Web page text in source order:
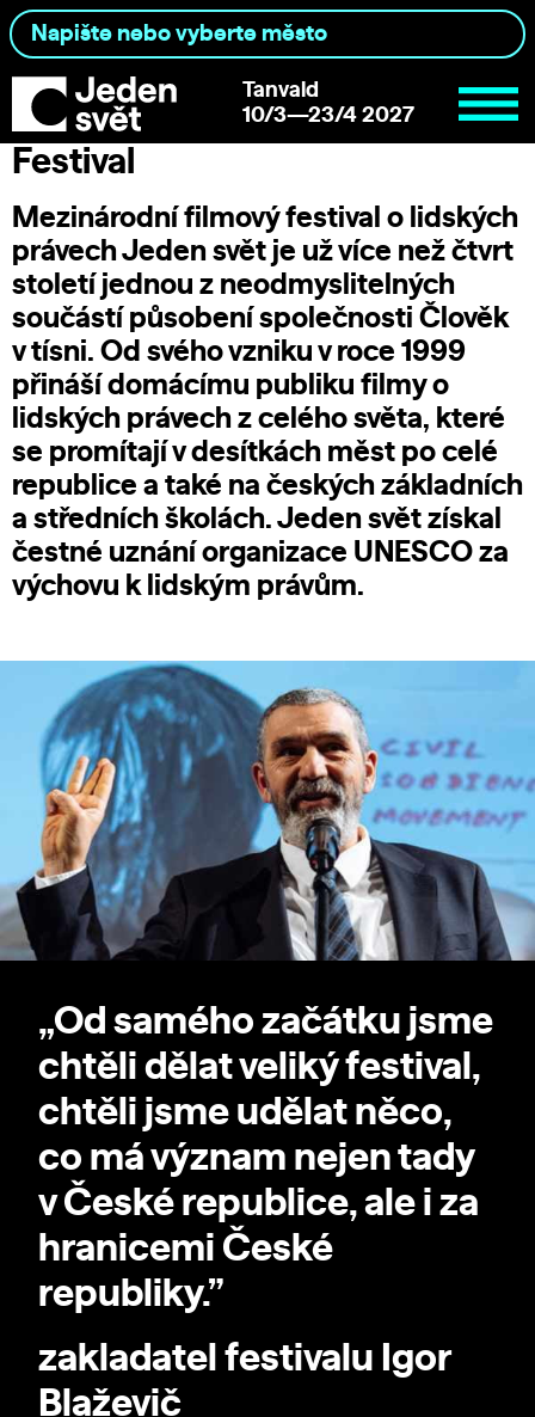
Tanvald
10/3—23/4 2027
Festival
Mezinárodní filmový festival o lidských
právech Jeden svět je už více než čtvrt
století jednou z neodmyslitelných
součástí působení společnosti Člověk
v tísni. Od svého vzniku v roce 1999
přináší domácímu publiku filmy o
lidských právech z celého světa, které
se promítají v desítkách měst po celé
republice a také na českých základních
a středních školách. Jeden svět získal
čestné uznání organizace UNESCO za
výchovu k lidským právům.
„Od samého začátku jsme
chtěli dělat veliký festival,
chtěli jsme udělat něco,
co má význam nejen tady
v České republice, ale i za
hranicemi České
republiky.”
zakladatel festivalu Igor
Blaževič